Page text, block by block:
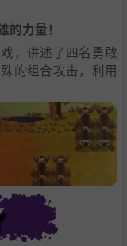
力量！
，讲述了四名勇敢
的组合攻击，利用